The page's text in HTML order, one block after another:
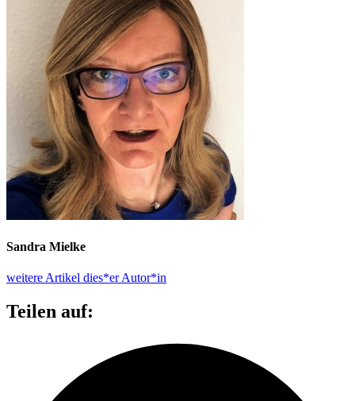
Sandra Mielke
weitere Artikel dies*er Autor*in
Teilen auf: